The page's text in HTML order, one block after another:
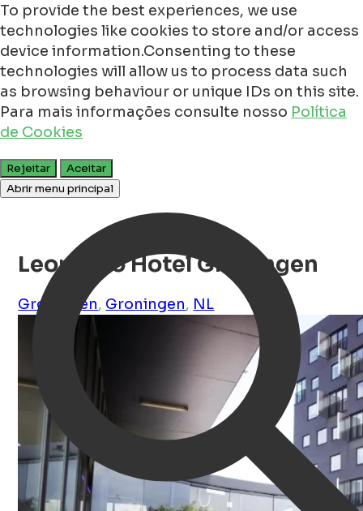
To provide the best experiences, we use
technologies like cookies to store and/or access
device information.Consenting to these
technologies will allow us to process data such
as browsing behaviour or unique IDs on this site.
Para mais informações consulte nosso Política
de Cookies
Rejeitar
Aceitar
Abrir menu principal
Leonardo Hotel Groningen
Groningen, Groningen, NL